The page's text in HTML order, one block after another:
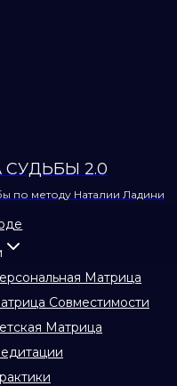
2.0
по методу Наталии Ладини
Матрица
Совместимости
Матрица